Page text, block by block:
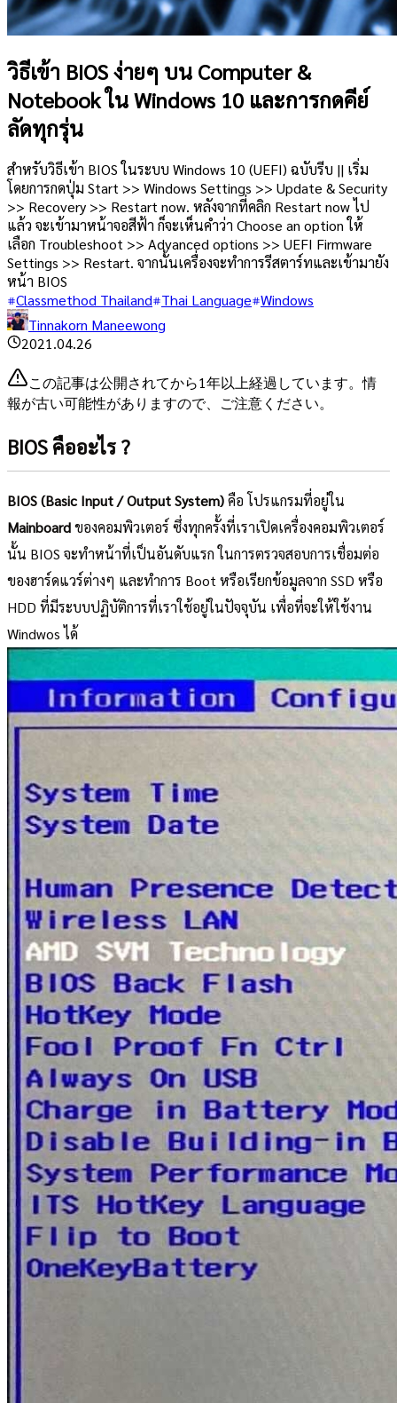
วิธีเข้า BIOS ง่ายๆ บน Computer &
Notebook ใน Windows 10 และการกดคีย์
ลัดทุกรุ่น
สำหรับวิธีเข้า BIOS ในระบบ Windows 10 (UEFI) ฉบับรีบ || เริ่ม
โดยการกดปุ่ม Start >> Windows Settings >> Update & Security
>> Recovery >> Restart now. หลังจากที่คลิก Restart now ไป
แล้ว จะเข้ามาหน้าจอสีฟ้า ก็จะเห็นคำว่า Choose an option ให้
เลือก Troubleshoot >> Advanced options >> UEFI Firmware
Settings >> Restart. จากนั้นเครื่องจะทำการรีสตาร์ทและเข้ามายัง
หน้า BIOS
Classmethod Thailand Thai Language Windows
Tinnakorn Maneewong
2021.04.26
この記事は公開されてから1年以上経過しています。情
報が古い可能性がありますので、ご注意ください。
BIOS คืออะไร ?
BIOS (Basic Input / Output System)คือ โปรแกรมที่อยู่ใน
Mainboardของคอมพิวเตอร์ ซึ่งทุกครั้งที่เราเปิดเครื่องคอมพิวเตอร์
นั้น BIOS จะทำหน้าที่เป็นอันดับแรก ในการตรวจสอบการเชื่อมต่อ
ของฮาร์ดแวร์ต่างๆ และทำการ Boot หรือเรียกข้อมูลจาก SSD หรือ
HDD ที่มีระบบปฏิบัติการที่เราใช้อยู่ในปัจจุบัน เพื่อที่จะให้ใช้งาน
Windwos ได้